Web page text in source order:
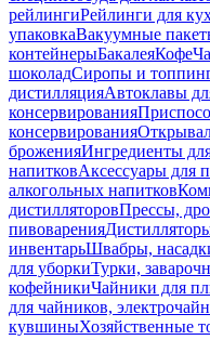
рейлингиРейлинги для
упаковкаВакуумные
контейнерыБакалеяКофе
шоколадСиропы и
дистилляцияАвтоклавы
консервирования
консервирования
броженияИнгредиенты
напитковАксессуары для
алкогольных напитков
дистилляторовПрессы,
пивоварения
инвентарьШвабры,
для уборкиТурки,
кофейникиЧайники для
для чайников,
кувшиныХозяйственные